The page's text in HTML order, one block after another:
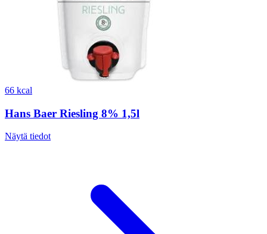
66 kcal
Hans Baer Riesling 8% 1,5l
Näytä tiedot